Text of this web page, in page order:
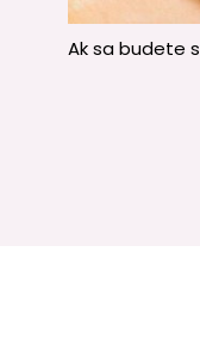
Ak sa budete